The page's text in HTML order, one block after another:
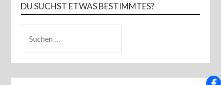
DU SUCHST ETWAS BESTIMMTES?
NACH: